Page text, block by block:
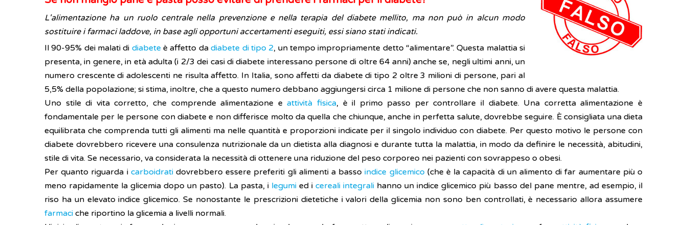
L'alimentazione ha un ruolo centrale nella prevenzione e nella terapia del diabete mellito, ma non può in alcun modo
sostituire i farmaci laddove, in base agli opportuni accertamenti eseguiti, essi siano stati indicati.
Il 90-95% dei malati di diabete è affetto dadiabete di tipo 2, un tempo impropriamente detto “alimentare”. Questa malattia si
presenta, in genere, in età adulta (i 2/3 dei casi di diabete interessano persone di oltre 64 anni) anche se, negli ultimi anni, un
numero crescente di adolescenti ne risulta affetto. In Italia, sono affetti da diabete di tipo 2 oltre 3 milioni di persone, pari al
5,5% della popolazione; si stima, inoltre, che a questo numero debbano aggiungersi circa 1 milione di persone che non sanno di avere questa malattia.
Uno stile di vita corretto, che comprende alimentazione eattività fisica, è il primo passo per controllare il diabete. Una corretta alimentazione è
fondamentale per le persone con diabete e non differisce molto da quella che chiunque, anche in perfetta salute, dovrebbe seguire. È consigliata una dieta
equilibrata che comprenda tutti gli alimenti ma nelle quantità e proporzioni indicate per il singolo individuo con diabete. Per questo motivo le persone con
diabete dovrebbero ricevere una consulenza nutrizionale da un dietista alla diagnosi e durante tutta la malattia, in modo da definire le necessità, abitudini,
stile di vita. Se necessario, va considerata la necessità di ottenere una riduzione del peso corporeo nei pazienti con sovrappeso o obesi.
Per quanto riguarda i carboidratidovrebbero essere preferiti gli alimenti a bassoindice glicemico (che è la capacità di un alimento di far aumentare più o
meno rapidamente la glicemia dopo un pasto). La pasta, i legumied icereali integrali hanno un indice glicemico più basso del pane mentre, ad esempio, il
riso ha un elevato indice glicemico. Se nonostante le prescrizioni dietetiche i valori della glicemia non sono ben controllati, è necessario allora assumere
farmaci che riportino la glicemia a livelli normali.